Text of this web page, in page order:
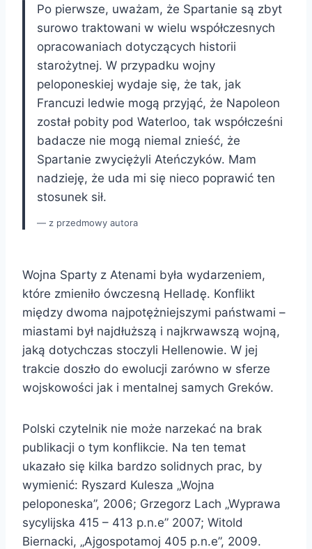
Po pierwsze, uważam, że Spartanie są zbyt
surowo traktowani w wielu współczesnych
opracowaniach dotyczących historii
starożytnej. W przypadku wojny
peloponeskiej wydaje się, że tak, jak
Francuzi ledwie mogą przyjąć, że Napoleon
został pobity pod Waterloo, tak współcześni
badacze nie mogą niemal znieść, że
Spartanie zwyciężyli Ateńczyków. Mam
nadzieję, że uda mi się nieco poprawić ten
stosunek sił.
z przedmowy autora
Wojna Sparty z Atenami była wydarzeniem,
które zmieniło ówczesną Helladę. Konflikt
między dwoma najpotężniejszymi państwami –
miastami był najdłuższą i najkrwawszą wojną,
jaką dotychczas stoczyli Hellenowie. W jej
trakcie doszło do ewolucji zarówno w sferze
wojskowości jak i mentalnej samych Greków.
Polski czytelnik nie może narzekać na brak
publikacji o tym konflikcie. Na ten temat
ukazało się kilka bardzo solidnych prac, by
wymienić: Ryszard Kulesza „Wojna
peloponeska”, 2006; Grzegorz Lach „Wyprawa
sycylijska 415 – 413 p.n.e” 2007; Witold
Biernacki, „Ajgospotamoj 405 p.n.e”, 2009.